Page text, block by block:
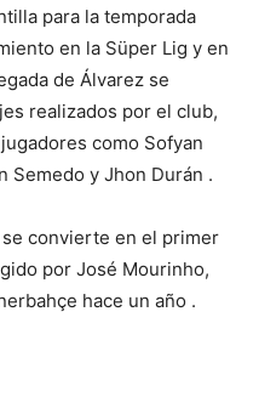
para la temporada
en la Süper Lig y en
de Álvarez se
realizados por el club,
como Sofyan
Semedo y Jhon Durán .
convierte en el primer
por José Mourinho,
hace un año .